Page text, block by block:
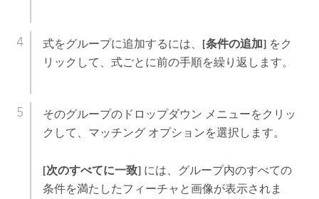
式をグループに追加するには、 [条件の追加]をク
リックして、式ごとに前の手順を繰り返します。
そのグループのドロップダウン メニューをクリッ
クして、マッチング オプションを選択します。
[次のすべてに一致]には、グループ内のすべての
条件を満たしたフィーチャと画像が表示されま